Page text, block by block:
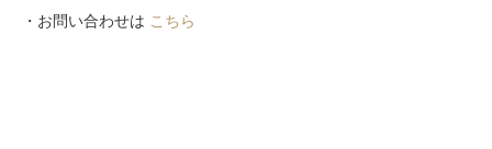
・お問い合わせは こちら